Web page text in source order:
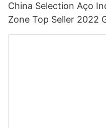
China Selection Aço
Zone Top Seller 2022
esportes com palha